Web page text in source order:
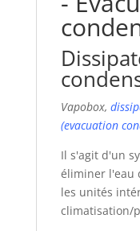
Vapobox,
(evacuation
Il s'agit d'un
éliminer l'eau
les unités
climatisation/